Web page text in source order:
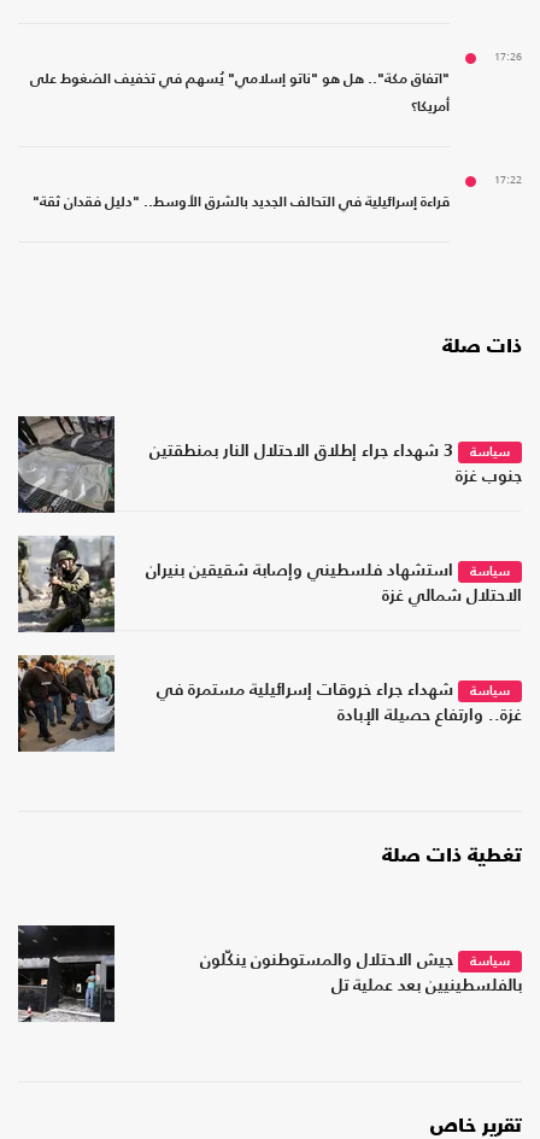
17:26
"اتفاق مكة".. هل هو "ناتو إسلامي" يُسهم في تخفيف الضغوط على
أمريكا؟
17:22
قراءة إسرائيلية في التحالف الجديد بالشرق الأوسط.. "دليل فقدان ثقة"
ذات صلة
سياسة
3 شهداء جراء إطلاق الاحتلال النار بمنطقتين
جنوب غزة
سياسة
استشهاد فلسطيني وإصابة شقيقين بنيران
الاحتلال شمالي غزة
سياسة
شهداء جراء خروقات إسرائيلية مستمرة في
غزة.. وارتفاع حصيلة الإبادة
تغطية ذات صلة
سياسة
جيش الاحتلال والمستوطنون ينكّلون
بالفلسطينيين بعد عملية تل
تقرير خاص